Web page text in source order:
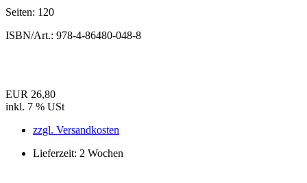
Seiten: 120
ISBN/Art.: 978-4-86480-048-8
EUR 26,80
inkl. 7 % USt
zzgl. Versandkosten
Lieferzeit: 2 Wochen